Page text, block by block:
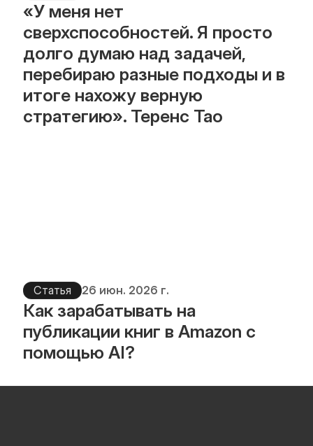
«У меня нет
сверхспособностей. Я просто
долго думаю над задачей,
перебираю разные подходы и в
итоге нахожу верную
стратегию». Теренс Тао
Статья 26 июн. 2026 г.
Как зарабатывать на
публикации книг в Amazon с
помощью AI?